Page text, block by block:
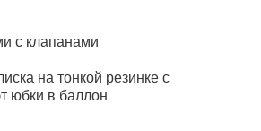
с клапанами
на тонкой резинке с
юбки в баллон